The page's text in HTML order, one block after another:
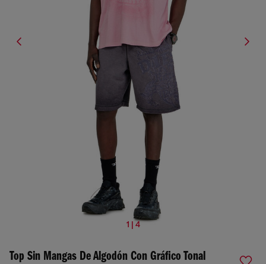
1 | 4
Top Sin Mangas De Algodón Con Gráfico Tonal